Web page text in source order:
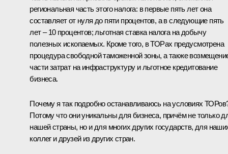
региональная часть этого налога: в первые пять лет она
составляет от нуля до пяти процентов, а в следующие пять
лет – 10 процентов; льготная ставка налога на добычу
полезных ископаемых. Кроме того, в ТОРах предусмотрена
процедура свободной таможенной зоны, а также
части затрат на инфраструктуру и льготное кредитование
бизнеса.
Почему я так подробно останавливаюсь на условиях
Потому что они уникальны для бизнеса, причём не только
нашей страны, но и для многих других государств, для
коллег и друзей из других стран.